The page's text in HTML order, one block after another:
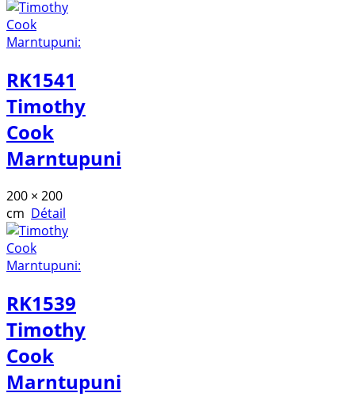
RK1541
Timothy
Cook
Marntupuni
200 × 200
cm Détail
RK1539
Timothy
Cook
Marntupuni